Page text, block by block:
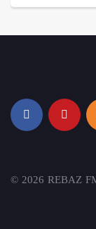
© 2026 REBAZ